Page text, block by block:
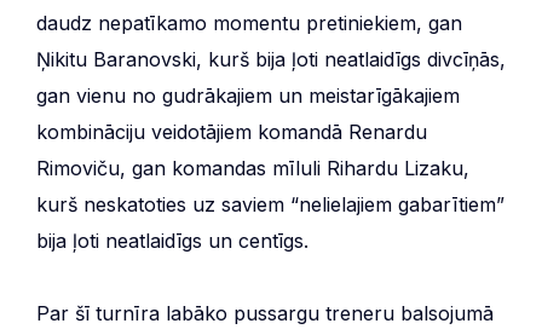
daudz nepatīkamo momentu pretiniekiem, gan
Ņikitu Baranovski, kurš bija ļoti neatlaidīgs divcīņās,
gan vienu no gudrākajiem un meistarīgākajiem
kombināciju veidotājiem komandā Renardu
Rimoviču, gan komandas mīluli Rihardu Lizaku,
kurš neskatoties uz saviem “nelielajiem gabarītiem”
bija ļoti neatlaidīgs un centīgs.
Par šī turnīra labāko pussargu treneru balsojumā